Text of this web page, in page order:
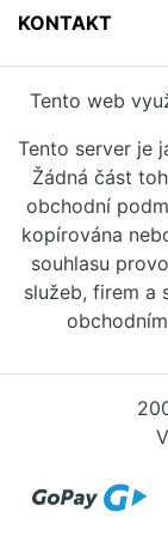
KONTAKT
Tento web
Tento server je
Žádná část
obchodní
kopírována
souhlasu
služeb, firem a